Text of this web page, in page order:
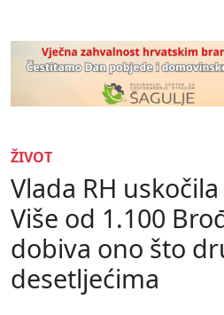
ŽIVOT
Vlada RH
Više od 1.100
dobiva ono što
desetljećima